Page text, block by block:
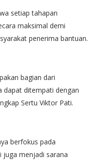
setiap tahapan
maksimal demi
penerima bantuan.
bagian dari
dapat ditempati dengan
Sertu Viktor Pati.
berfokus pada
menjadi sarana